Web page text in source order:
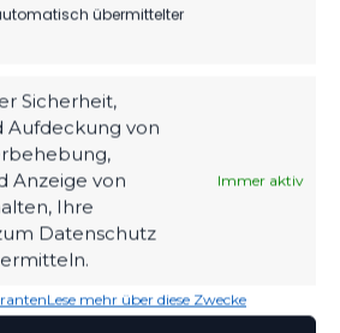
übermittelter
Sicherheit,
Aufdeckung von
Anzeige von
Ihre
Datenschutz
Immer aktiv
Lese mehr über diese Zwecke